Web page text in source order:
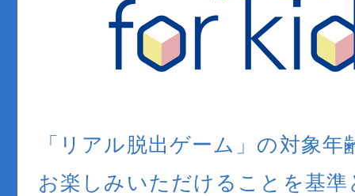
「リアル脱出ゲーム」の対象年
お楽しみいただけることを基準